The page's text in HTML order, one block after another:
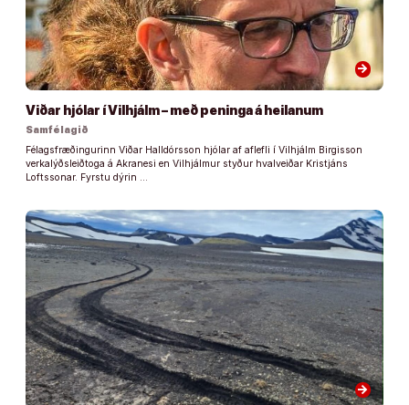
arrow_forward
Viðar hjólar í Vilhjálm – með peninga á heilanum
Samfélagið
Félagsfræðingurinn Viðar Halldórsson hjólar af aflefli í Vilhjálm Birgisson
verkalýðsleiðtoga á Akranesi en Vilhjálmur styður hvalveiðar Kristjáns
Loftssonar. Fyrstu dýrin …
arrow_forward